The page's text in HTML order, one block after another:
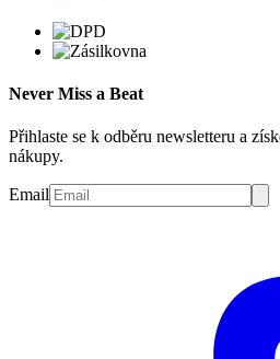
Never Miss a Beat
Přihlaste se k odběru newsletteru a
nákupy.
Email